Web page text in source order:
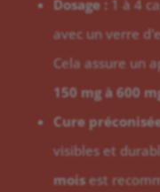
Dosage : 1 à 4
avec un verre
Cela assure un
150 mg à 600
Cure
visibles et
moisest